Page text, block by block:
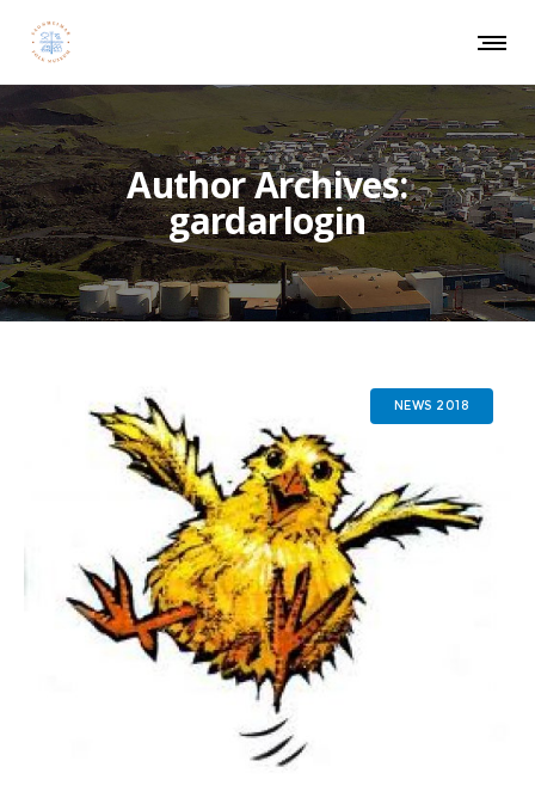
Author Archives:
gardarlogin
NEWS 2018